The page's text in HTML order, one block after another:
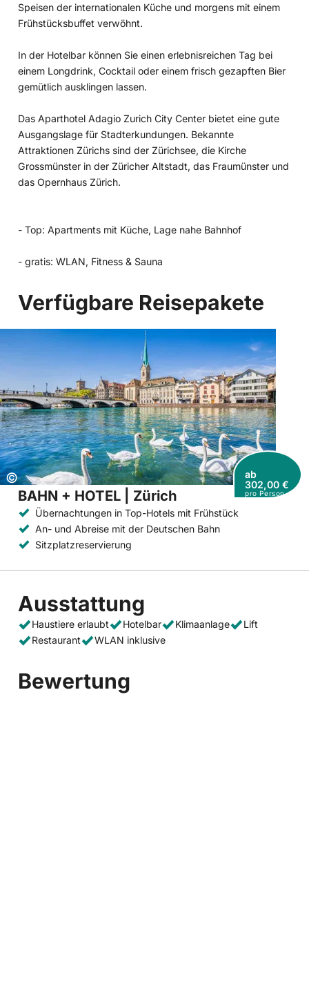
Speisen der internationalen Küche und morgens mit einem
Frühstücksbuffet verwöhnt.
In der Hotelbar können Sie einen erlebnisreichen Tag bei
einem Longdrink, Cocktail oder einem frisch gezapften Bier
gemütlich ausklingen lassen.
Das Aparthotel Adagio Zurich City Center bietet eine gute
Ausgangslage für Stadterkundungen. Bekannte
Attraktionen Zürichs sind der Zürichsee, die Kirche
Grossmünster in der Züricher Altstadt, das Fraumünster und
das Opernhaus Zürich.
- Top: Apartments mit Küche, Lage nahe Bahnhof
- gratis: WLAN, Fitness & Sauna
Verfügbare Reisepakete
Copyright:
©
ab
302,00 €
pro Person
BAHN + HOTEL | Zürich
Übernachtungen in Top-Hotels mit Frühstück
An- und Abreise mit der Deutschen Bahn
Sitzplatzreservierung
Ausstattung
Haustiere erlaubt Hotelbar Klimaanlage
Lift
Restaurant
WLAN inklusive
Bewertung